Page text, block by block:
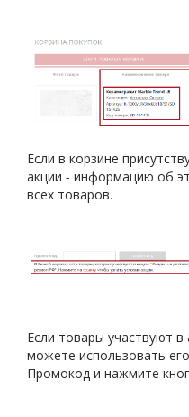
Если в корзине
акции - информацию об
всех товаров.
Если товары участвуют
можете использовать
Промокод и нажмите